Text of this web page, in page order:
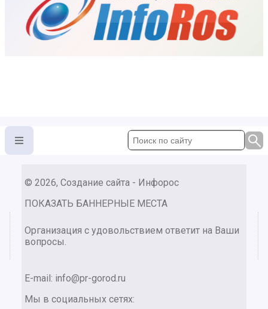
© 2026, Создание сайта - Инфорос
ПОКАЗАТЬ БАННЕРНЫЕ МЕСТА
Организация с удовольствием ответит на Ваши
вопросы.
E-mail: info@pr-gorod.ru
Мы в социальных сетях: